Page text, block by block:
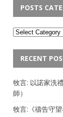
POSTS
RECENT
牧言: 以諾家洗
師）
牧言:《禱告守